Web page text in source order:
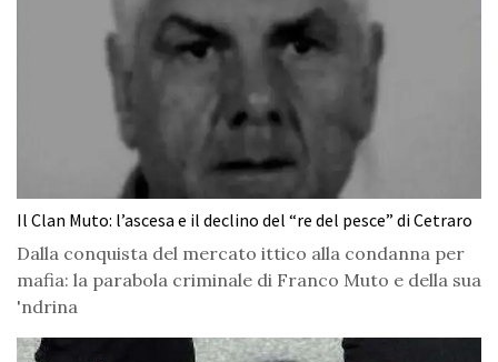
Il Clan Muto: l’ascesa e il declino del “re del pesce” di Cetraro
Dalla conquista del mercato ittico alla condanna per
mafia: la parabola criminale di Franco Muto e della sua
'ndrina